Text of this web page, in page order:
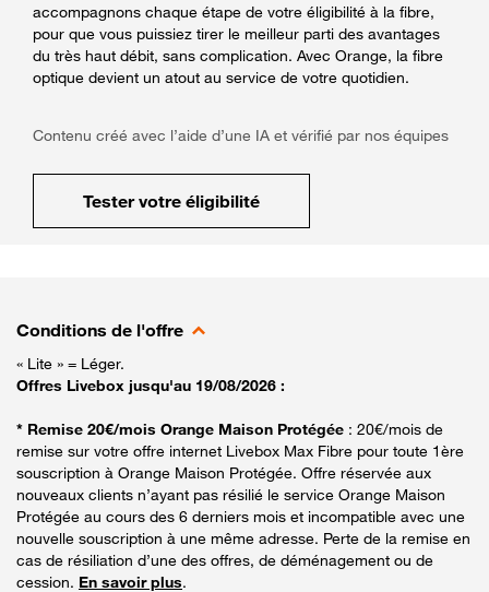
accompagnons chaque étape de votre éligibilité à la fibre,
pour que vous puissiez tirer le meilleur parti des avantages
du très haut débit, sans complication. Avec Orange, la fibre
optique devient un atout au service de votre quotidien.
Contenu créé avec l’aide d’une IA et vérifié par nos équipes
Tester votre éligibilité
Conditions de l'offre
« Lite » = Léger.
Offres Livebox jusqu'au 19/08/2026 :
* Remise 20€/mois Orange Maison Protégée : 20€/mois de
remise sur votre offre internet Livebox Max Fibre pour toute 1ère
souscription à Orange Maison Protégée. Offre réservée aux
nouveaux clients n’ayant pas résilié le service Orange Maison
Protégée au cours des 6 derniers mois et incompatible avec une
nouvelle souscription à une même adresse. Perte de la remise en
cas de résiliation d’une des offres, de déménagement ou de
cession. En savoir plus.